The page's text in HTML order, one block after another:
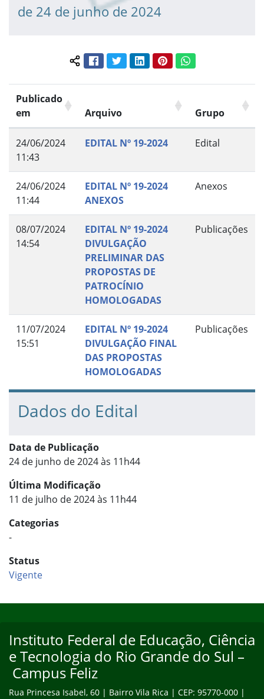
de 24 de junho de 2024
Compartilhar conteúdo:
FacebookTwitterLinkedInPinterestWhatsApp
Publicado
em
Arquivo Grupo
24/06/2024
11:43
EDITAL Nº 19-2024 Edital
24/06/2024
11:44
EDITAL Nº 19-2024
ANEXOS
Anexos
08/07/2024
14:54
EDITAL Nº 19-2024
DIVULGAÇÃO
PRELIMINAR DAS
PROPOSTAS DE
PATROCÍNIO
HOMOLOGADAS
Publicações
11/07/2024
15:51
EDITAL Nº 19-2024
DIVULGAÇÃO FINAL
DAS PROPOSTAS
HOMOLOGADAS
Publicações
Dados do Edital
Data de Publicação
24 de junho de 2024 às 11h44
Última Modificação
11 de julho de 2024 às 11h44
Categorias
-
Status
Vigente
Instituto Federal de Educação, Ciência
e Tecnologia do Rio Grande do Sul –
Campus Feliz
Rua Princesa Isabel, 60 | Bairro Vila Rica | CEP: 95770-000 |